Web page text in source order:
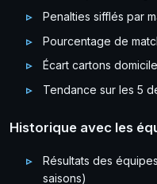
Penalties sifflés par
Pourcentage de
Écart cartons
Tendance sur les 5
Historique avec les
Résultats des
saisons)